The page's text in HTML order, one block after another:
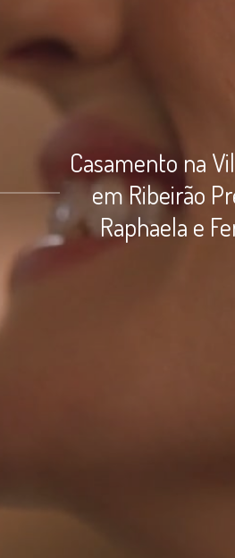
Casamento na
em Ribeirão
Raphaela e